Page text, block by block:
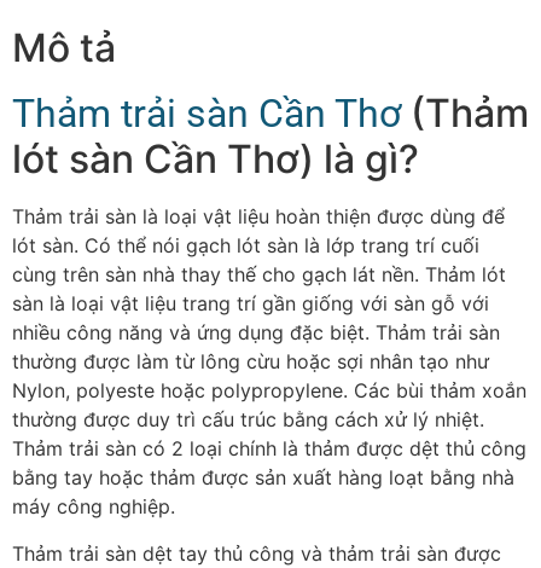
Mô tả
Thảm trải sàn Cần Thơ(Thảm
lót sàn Cần Thơ) là gì?
Thảm trải sàn là loại vật liệu hoàn thiện được dùng để
lót sàn. Có thể nói gạch lót sàn là lớp trang trí cuối
cùng trên sàn nhà thay thế cho gạch lát nền. Thảm lót
sàn là loại vật liệu trang trí gần giống với sàn gỗ với
nhiều công năng và ứng dụng đặc biệt. Thảm trải sàn
thường được làm từ lông cừu hoặc sợi nhân tạo như
Nylon, polyeste hoặc polypropylene. Các bùi thảm xoắn
thường được duy trì cấu trúc bằng cách xử lý nhiệt.
Thảm trải sàn có 2 loại chính là thảm được dệt thủ công
bằng tay hoặc thảm được sản xuất hàng loạt bằng nhà
máy công nghiệp.
Thảm trải sàn dệt tay thủ công và thảm trải sàn được